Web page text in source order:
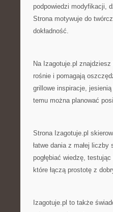
podpowiedzi modyfikacji,
Strona motywuje do
dokładność.
Na Izagotuje.pl
rośnie i pomagają
grillowe inspiracje,
temu można planować
Strona Izagotuje.pl
łatwe dania z małej
pogłębiać wiedzę,
które łączą prostotę z
Izagotuje.pl to także